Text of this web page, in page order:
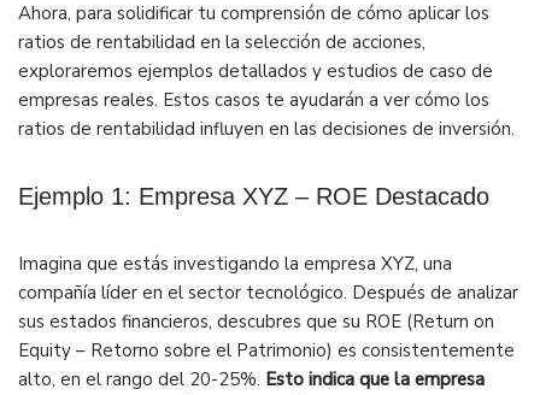
Ahora, para solidificar tu comprensión de cómo aplicar los
ratios de rentabilidad en la selección de acciones,
exploraremos ejemplos detallados y estudios de caso de
empresas reales. Estos casos te ayudarán a ver cómo los
ratios de rentabilidad influyen en las decisiones de inversión.
Ejemplo 1: Empresa XYZ – ROE Destacado
Imagina que estás investigando la empresa XYZ, una
compañía líder en el sector tecnológico. Después de analizar
sus estados financieros, descubres que su ROE (Return on
Equity – Retorno sobre el Patrimonio) es consistentemente
alto, en el rango del 20-25%. Esto indica que la empresa